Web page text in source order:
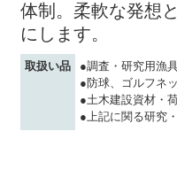
体制。柔軟な発想
にします。
取扱い品
●調査・研究用漁
●防球、ゴルフネ
●土木建設資材・
●上記に関る研究